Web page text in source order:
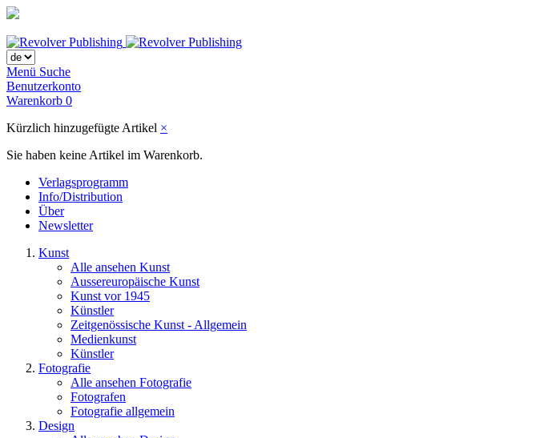
Menü Suche
Benutzerkonto
Warenkorb 0
Kürzlich hinzugefügte Artikel ×
Sie haben keine Artikel im Warenkorb.
Verlagsprogramm
Info/Distribution
Über
Newsletter
Kunst
Alle ansehen Kunst
Aussereuropäische Kunst
Kunst vor 1945
Künstler
Zeitgenössische Kunst - Allgemein
Medienkunst
Künstler
Fotografie
Alle ansehen Fotografie
Fotografen
Fotografie allgemein
Design